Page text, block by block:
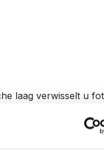
laag verwisselt u
foto’s te
andere foto op